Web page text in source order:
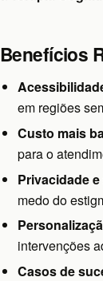
Benefícios
em regiões
Custo mais
para o
Privacidade
medo do
intervenções
Casos de